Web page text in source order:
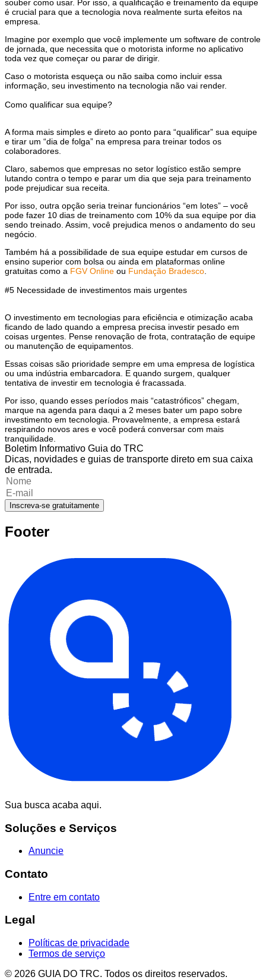
souber como usar. Por isso, a qualificação e treinamento da equipe
é crucial para que a tecnologia nova realmente surta efeitos na
empresa
Imagine por exemplo que você implemente um software de controle
de jornada, que necessita que o motorista informe no aplicativo
toda vez que começar ou parar de dirigir.
Caso o motorista esqueça ou não saiba como incluir essa
informação, seu investimento na tecnologia não vai render.
Como qualificar sua equipe?
A forma mais simples e direto ao ponto para “qualificar” sua equipe
e tirar um “dia de folga” na empresa para treinar todos os
colaboradores.
Claro, sabemos que empresas no setor logístico estão sempre
lutando contra o tempo e parar um dia que seja para treinamento
pode prejudicar sua receita.
Por isso, outra opção seria treinar funcionários “em lotes” – você
pode fazer 10 dias de treinamento com 10% da sua equipe por dia
sendo treinado. Assim, você prejudica menos o andamento do seu
negócio.
Também há a possibilidade de sua equipe estudar em cursos de
ensino superior com bolsa ou ainda em plataformas online
gratuitas como a FGV Online ou Fundação Bradesco
#5 Necessidade de investimentos mais urgentes
O investimento em tecnologias para eficiência e otimização acaba
ficando de lado quando a empresa precisa investir pesado em
coisas urgentes. Pense renovação de frota, contratação de equipe
ou manutenção de equipamentos.
Essas coisas são prioridade sempre em uma empresa de logística
ou uma indústria embarcadora. E quando surgem, qualquer
tentativa de investir em tecnologia é fracassada.
Por isso, quando esses períodos mais “catastróficos” chegam,
marque na agenda para daqui a 2 meses bater um papo sobre
investimento em tecnologia.
Provavelmente, a empresa estará
respirando novos ares e você poderá conversar com mais
tranquilidade.
Boletim Informativo Guia do TRC
Dicas, novidades e guias de transporte direto em sua caixa
de entrada.
Inscreva-se gratuitamente
Footer
Sua busca acaba aqui.
Soluções e Serviços
Anuncie
Contato
Entre em contato
Legal
Políticas de privacidade
Termos de serviço
© 2026 GUIA DO TRC. Todos os direitos reservados.